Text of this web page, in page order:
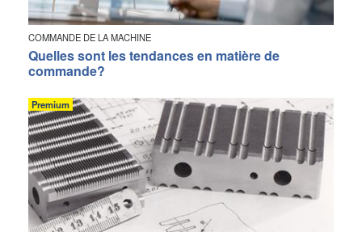
COMMANDE DE LA MACHINE
Quelles sont les tendances en matière de
commande?
Premium